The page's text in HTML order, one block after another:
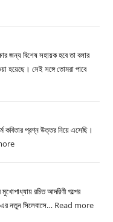
জন্য বিশেষ সহায়ক হবে তা বলার
হয়েছে। সেই সঙ্গে তোমরা পাবে
কবিতার প্রশ্ন উত্তর নিয়ে এসেছি।
:
প্রশ্ন
উত্তর
রচিত আদরিণী গল্পের
নতুন সিলেবাসে… Read more: